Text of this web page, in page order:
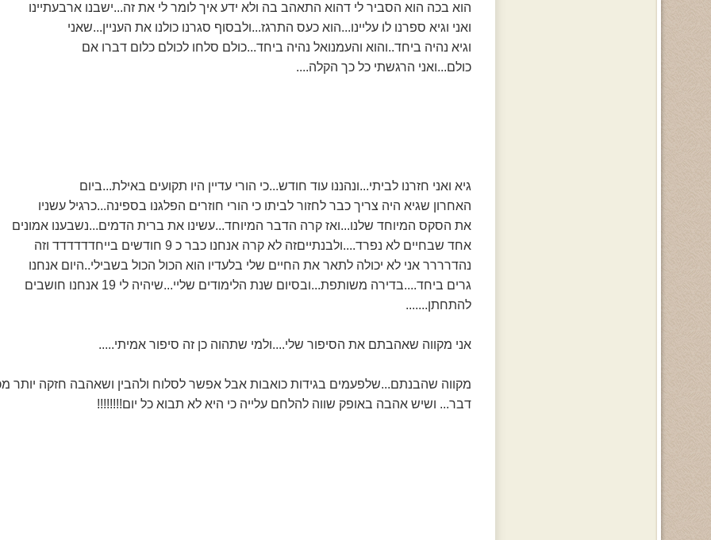
הוא בכה הוא הסביר לי דהוא התאהב בה ולא ידע איך לומר לי את זה...ישבנו ארבעתיינו
ואני וגיא ספרנו לו עליינו...הוא כעס התרגז...ולבסוף סגרנו כולנו את העניין...שאני
וגיא נהיה ביחד..והוא והעמנואל נהיה ביחד...כולם סלחו לכולם כלום דברו אם
כולם...ואני הרגשתי כל כך הקלה....
גיא ואני חזרנו לביתי...ונהננו עוד חודש...כי הורי עדיין היו תקועים באילת...ביום
האחרון שגיא היה צריך כבר לחזור לביתו כי הורי חוזרים הפלגנו בספינה...כרגיל עשניו
את הסקס המיוחד שלנו...ואז קרה הדבר המיוחד...עשינו את ברית הדמים...נשבענו אמונים
אחד שבחיים לא נפרד....ולבנתייםזה לא קרה אנחנו כבר כ 9 חודשים בייחדדדדדד וזה
נהדרררר אני לא יכולה לתאר את החיים שלי בלעדיו הוא הכול הכול בשבילי..היום אנחנו
גרים ביחד....בדירה משותפת...ובסיום שנת הלימודים שליי...שיהיה לי 19 אנחנו חושבים
להתחתן.......
אני מקווה שאהבתם את הסיפור שלי....ולמי שתהוה כן זה סיפור אמיתי.....
מקווה שהבנתם...שלפעמים בגידות כואבות אבל אפשר לסלוח ולהבין ושאהבה חזקה יותר
דבר... ושיש אהבה באופק שווה להלחם עלייה כי היא לא תבוא כל יום!!!!!!!!